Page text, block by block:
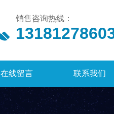
销售咨询热线：
在线留言 联系我们